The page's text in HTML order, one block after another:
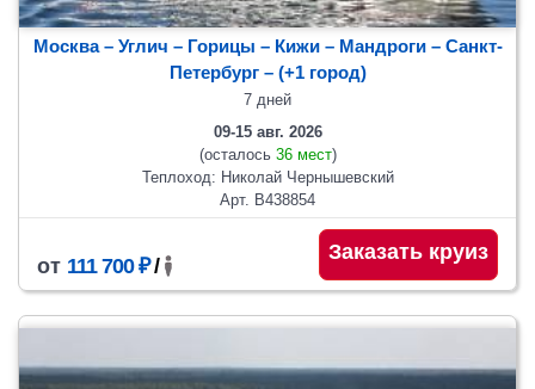
Москва – Углич – Горицы – Кижи – Мандроги – Санкт-
Петербург – (+1 город)
7 дней
09-15 авг. 2026
(осталось 36 мест)
Теплоход: Николай Чернышевский
Арт. В438854
от 111 700 ₽/
Заказать круиз